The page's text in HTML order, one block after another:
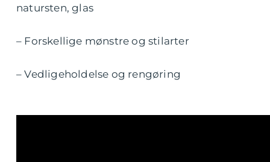
natursten, glas
– Forskellige mønstre og stilarter
– Vedligeholdelse og rengøring